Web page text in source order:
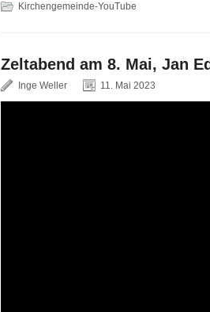
Kirchengemeinde-YouTube
Zeltabend am 8. Mai, Jan
Inge Weller 11. Mai 2023